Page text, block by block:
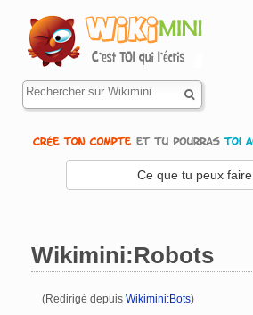
Ce que tu peux faire
Wikimini:Robots
(Redirigé depuis Wikimini:Bots)